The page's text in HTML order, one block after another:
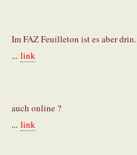
Im FAZ Feuilleton ist es aber drin.
... link
auch online ?
... link